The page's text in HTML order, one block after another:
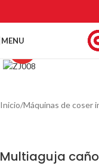
MENU
Watch video
Click to enlarge
Inicio Máquinas de coser
Multiaguja